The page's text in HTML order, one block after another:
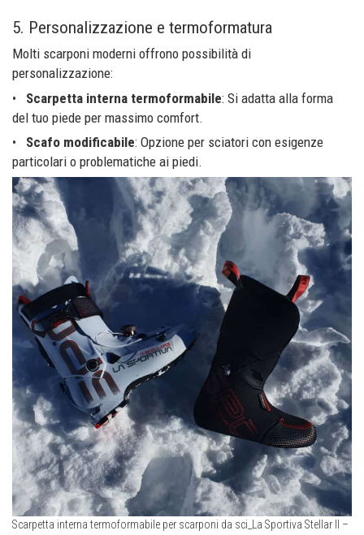
5. Personalizzazione e termoformatura
Molti scarponi moderni offrono possibilità di
personalizzazione:
•
Scarpetta interna termoformabile: Si adatta alla forma
del tuo piede per massimo comfort.
•
Scafo modificabile: Opzione per sciatori con esigenze
particolari o problematiche ai piedi.
Scarpetta interna termoformabile per scarponi da sci_La Sportiva Stellar II –